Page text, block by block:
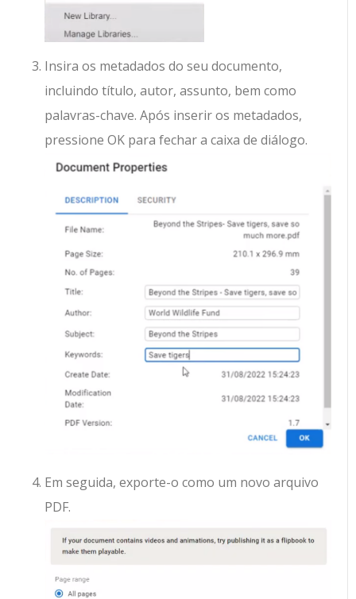
Insira os metadados do seu documento,
incluindo título, autor, assunto, bem como
palavras-chave. Após inserir os metadados,
pressione OK para fechar a caixa de diálogo.
Em seguida, exporte-o como um novo arquivo
PDF.